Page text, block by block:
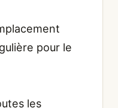
pour le
les